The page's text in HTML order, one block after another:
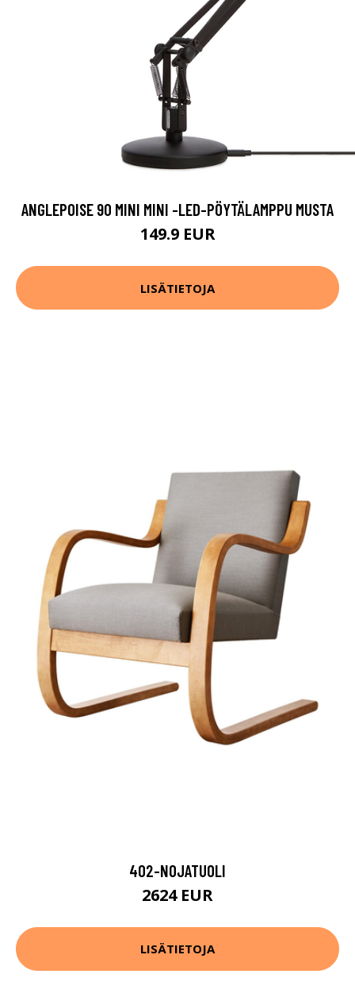
ANGLEPOISE 90 MINI MINI -LED-PÖYTÄLAMPPU MUSTA
149.9 EUR
LISÄTIETOJA
402-NOJATUOLI
2624 EUR
LISÄTIETOJA